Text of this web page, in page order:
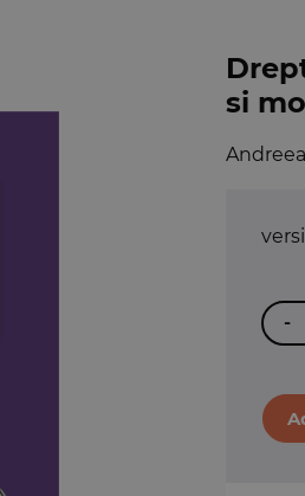
si
-